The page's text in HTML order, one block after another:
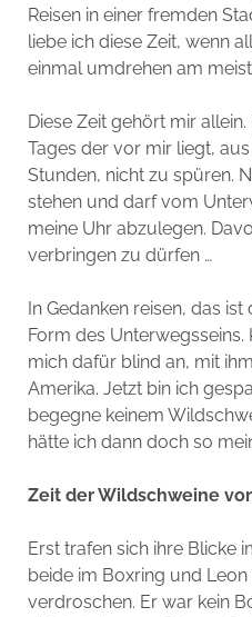
Reisen in einer fremden
liebe ich diese Zeit, wenn
einmal umdrehen am
Diese Zeit gehört mir
Tages der vor mir liegt,
Stunden, nicht zu spüren.
stehen und darf vom
meine Uhr abzulegen.
verbringen zu dürfen …
In Gedanken reisen, das
Form des
mich dafür blind an, mit
Amerika. Jetzt bin ich
begegne keinem
hätte ich dann doch so
Zeit der Wildschweine
Erst trafen sich ihre Blicke
beide im Boxring und
verdroschen. Er war kein